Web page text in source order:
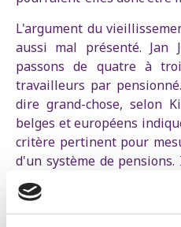
L'argument du
aussi mal présenté. Jan
passons de quatre à
travailleurs par
dire grand-chose, selon
belges et européens
critère pertinent pour
d'un système de
le nombre de
l'ensemble des personnes
Il se trouve que ce ratio